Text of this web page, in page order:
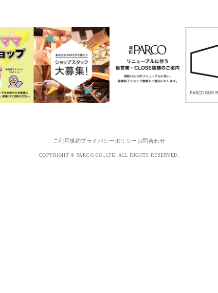
ご利用規約プライバシーポリシー お問合わせ
COPYRIGHT © PARCO.CO.,LTD. ALL RIGHTS RESERVED.